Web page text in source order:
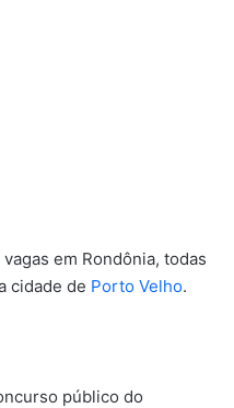
em Rondônia, todas
cidade de Porto Velho.
público do